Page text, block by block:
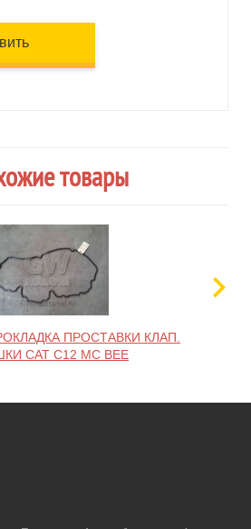
товары
ПРОСТАВКИ КЛАП.
CAT C12 MC BEE